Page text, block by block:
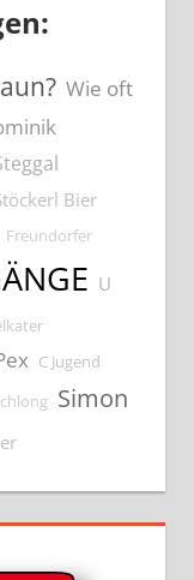
Wie oft
Bier
Freundorfer
U
C Jugend
Simon